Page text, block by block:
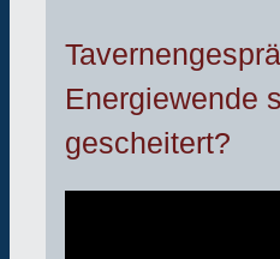
Energiewende
gescheitert?